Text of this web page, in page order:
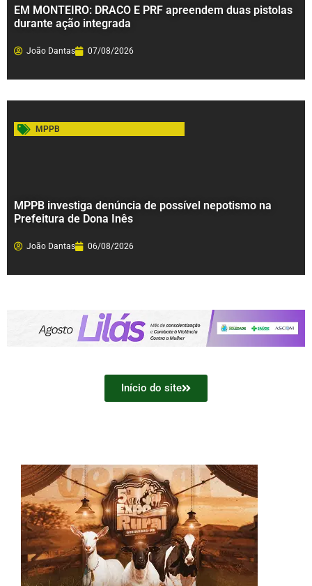
EM MONTEIRO: DRACO E PRF apreendem duas pistolas
durante ação integrada
João Dantas 07/08/2026
MPPB
MPPB investiga denúncia de possível nepotismo na
Prefeitura de Dona Inês
João Dantas 06/08/2026
Início do site